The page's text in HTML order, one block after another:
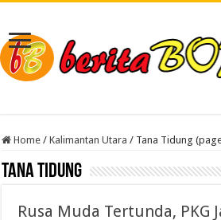
Home / Kalimantan Utara / Tana Tidung
Tana Tidung
Rusa Muda Tertunda, PKG